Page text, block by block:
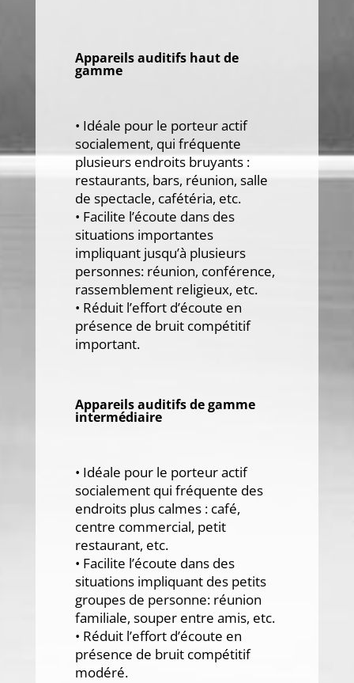
Appareils auditifs haut de
gamme
• Idéale pour le porteur actif
socialement, qui fréquente
plusieurs endroits bruyants :
restaurants, bars, réunion, salle
de spectacle, cafétéria, etc.
• Facilite l’écoute dans des
situations importantes
impliquant jusqu’à plusieurs
personnes: réunion, conférence,
rassemblement religieux, etc.
• Réduit l’effort d’écoute en
présence de bruit compétitif
important.
Appareils auditifs de gamme
intermédiaire
• Idéale pour le porteur actif
socialement qui fréquente des
endroits plus calmes : café,
centre commercial, petit
restaurant, etc.
• Facilite l’écoute dans des
situations impliquant des petits
groupes de personne: réunion
familiale, souper entre amis, etc.
• Réduit l’effort d’écoute en
présence de bruit compétitif
modéré.